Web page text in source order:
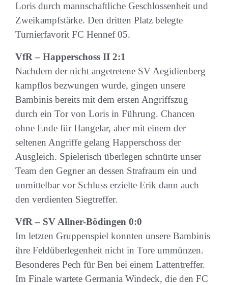
Loris durch mannschaftliche Geschlossenheit und
Zweikampfstärke. Den dritten Platz belegte
Turnierfavorit FC Hennef 05.
VfR – Happerschoss II 2:1
Nachdem der nicht angetretene SV Aegidienberg
kampflos bezwungen wurde, gingen unsere
Bambinis bereits mit dem ersten Angriffszug
durch ein Tor von Loris in Führung. Chancen
ohne Ende für Hangelar, aber mit einem der
seltenen Angriffe gelang Happerschoss der
Ausgleich. Spielerisch überlegen schnürte unser
Team den Gegner an dessen Strafraum ein und
unmittelbar vor Schluss erzielte Erik dann auch
den verdienten Siegtreffer.
VfR – SV Allner-Bödingen 0:0
Im letzten Gruppenspiel konnten unsere Bambinis
ihre Feldüberlegenheit nicht in Tore ummünzen.
Besonderes Pech für Ben bei einem Lattentreffer.
Im Finale wartete Germania Windeck, die den FC